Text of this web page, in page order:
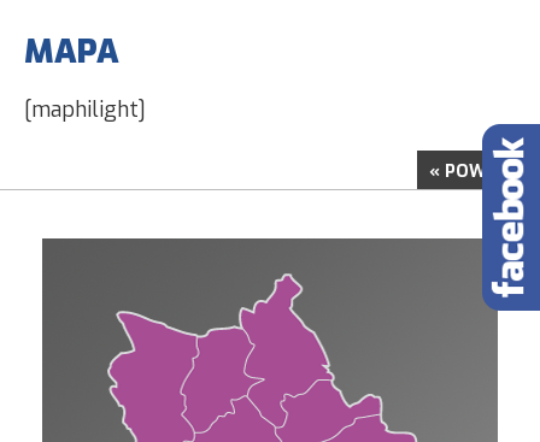
MAPA
[maphilight]
« POWRÓT